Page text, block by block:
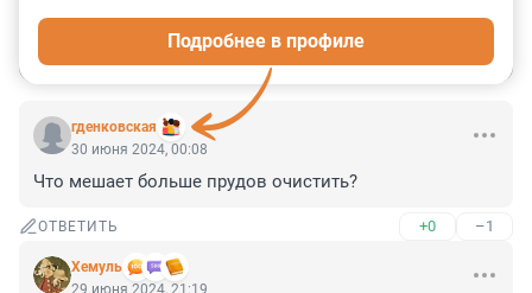
гденковская
Подробнее в профиле
30 июня 2024, 00:08
Что мешает больше прудов очистить?
ОТВЕТИТЬ +0 –1
Xемуль
29 июня 2024, 21:19